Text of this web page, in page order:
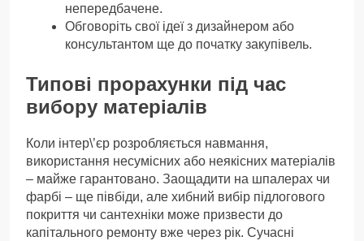
непередбачене.
Обговоріть свої ідеї з дизайнером або
консультантом ще до початку закупівель.
Типові прорахунки під час
вибору матеріалів
Коли інтер\’єр розробляється навмання,
використання несумісних або неякісних матеріалів
– майже гарантовано. Заощадити на шпалерах чи
фарбі – ще півбіди, але хибний вибір підлогового
покриття чи сантехніки може призвести до
капітального ремонту вже через рік. Сучасні